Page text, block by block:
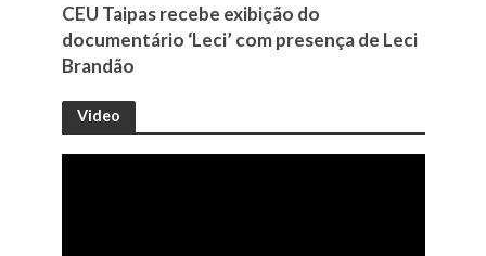
CEU Taipas recebe exibição do
documentário ‘Leci’ com presença de Leci
Brandão
Video